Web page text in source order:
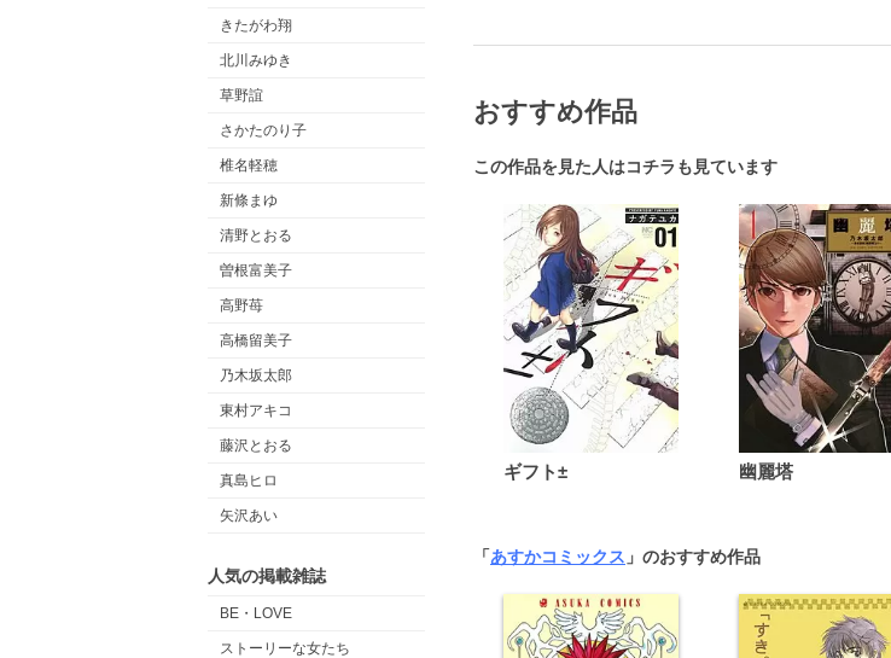
きたがわ翔
北川みゆき
草野誼
さかたのり子
椎名軽穂
新條まゆ
清野とおる
曽根富美子
高野苺
高橋留美子
乃木坂太郎
東村アキコ
藤沢とおる
真島ヒロ
矢沢あい
人気の掲載雑誌
BE・LOVE
ストーリーな女たち
おすすめ作品
この作品を見た人はコチラも見ています
ギフト± 幽麗塔
「あすかコミックス 」のおすすめ作品